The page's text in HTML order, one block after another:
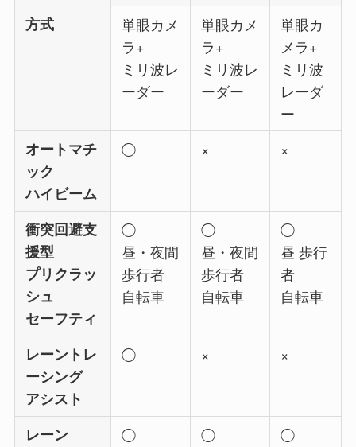
方式
単眼カメ
ラ+
ミリ波レ
ーダー
単眼カメ
ラ+
ミリ波レ
ーダー
単眼カ
メラ+
ミリ波
レーダ
ー
オートマチ
ック
ハイビーム
◯ × ×
衝突回避支
援型
プリクラッ
シュ
セーフティ
◯
昼・夜間
歩行者
自転車
◯
昼・夜間
歩行者
自転車
◯
昼 歩行
者
自転車
レーントレ
ーシング
アシスト
◯ × ×
レーン
◯
◯
◯